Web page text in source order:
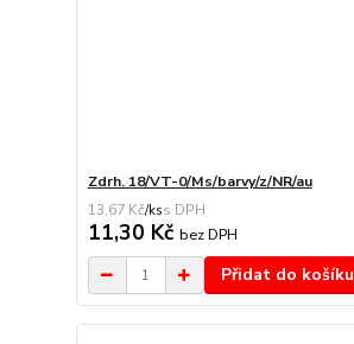
Zdrh. 18/VT-0/Ms/barvy/z/NR/au
13,67 Kč/ks
11,30 Kč bez DPH
Přidat do košíku